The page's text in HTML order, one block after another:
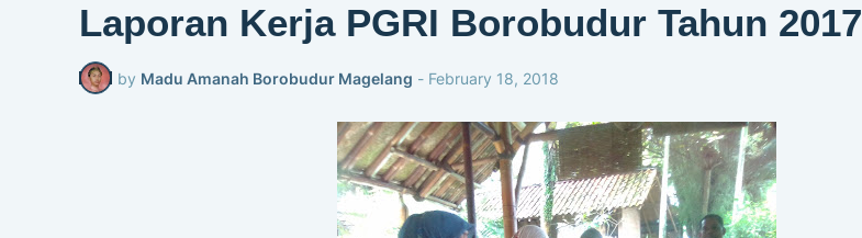
Laporan Kerja PGRI Borobudur Tahun 2017
by Madu Amanah Borobudur Magelang - February 18, 2018